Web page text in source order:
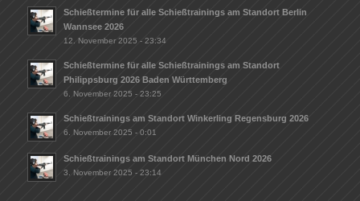
Schießtermine für alle Schießtrainings am Standort Berlin
Wannsee 2026
12. November 2025 - 23:34
Schießtermine für alle Schießtrainings am Standort
Philippsburg 2026 Baden Württemberg
6. November 2025 - 23:25
Schießtrainings am Standort Winkerling Regensburg 2026
6. November 2025 - 0:01
Schießtrainings am Standort München Nord 2026
3. November 2025 - 23:14